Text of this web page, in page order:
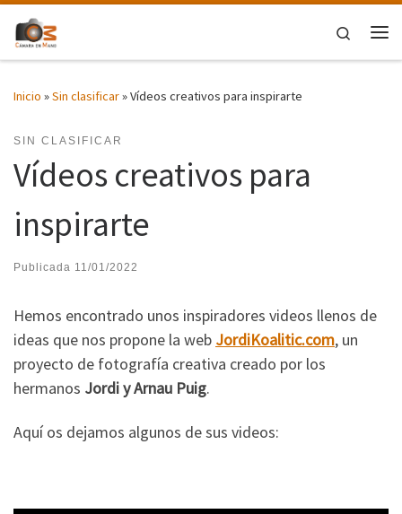
Saltar al contenido
Search
Inicio »Sin clasificar»Vídeos creativos para inspirarte
SIN CLASIFICAR
Vídeos creativos para
inspirarte
Publicada 11/01/2022
Hemos encontrado unos inspiradores videos llenos de
ideas que nos propone la web JordiKoalitic.com, un
proyecto de fotografía creativa creado por los
hermanos Jordi y Arnau Puig.
Aquí os dejamos algunos de sus videos: